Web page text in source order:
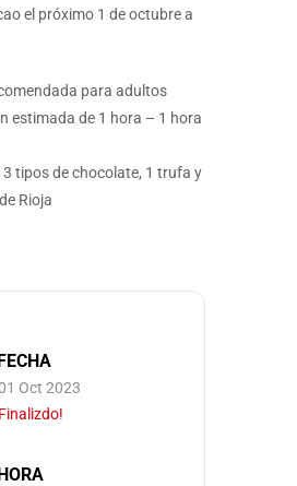
el próximo 1 de octubre a
para adultos
estimada de 1 hora – 1 hora
3 tipos de chocolate, 1 trufa y
Rioja
Oct 2023
Finalizdo!